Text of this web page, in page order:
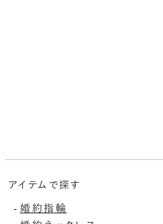
アイテムで探す
-婚約指輪